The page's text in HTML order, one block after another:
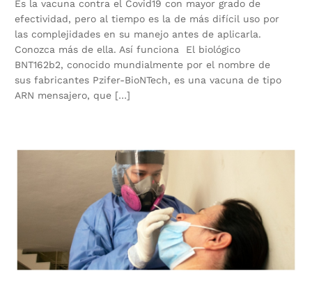
Es la vacuna contra el Covid19 con mayor grado de
efectividad, pero al tiempo es la de más difícil uso por
las complejidades en su manejo antes de aplicarla.
Conozca más de ella. Así funciona El biológico
BNT162b2, conocido mundialmente por el nombre de
sus fabricantes Pzifer-BioNTech, es una vacuna de tipo
ARN mensajero, que […]